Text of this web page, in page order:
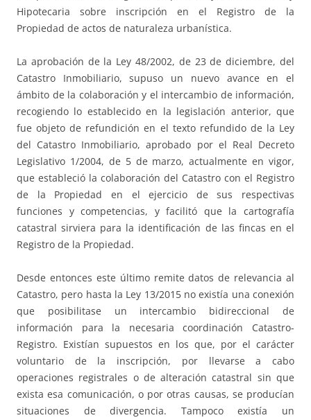
Hipotecaria sobre inscripción en el Registro de la
Propiedad de actos de naturaleza urbanística.
La aprobación de la Ley 48/2002, de 23 de diciembre, del
Catastro Inmobiliario, supuso un nuevo avance en el
ámbito de la colaboración y el intercambio de información,
recogiendo lo establecido en la legislación anterior, que
fue objeto de refundición en el texto refundido de la Ley
del Catastro Inmobiliario, aprobado por el Real Decreto
Legislativo 1/2004, de 5 de marzo, actualmente en vigor,
que estableció la colaboración del Catastro con el Registro
de la Propiedad en el ejercicio de sus respectivas
funciones y competencias, y facilitó que la cartografía
catastral sirviera para la identificación de las fincas en el
Registro de la Propiedad.
Desde entonces este último remite datos de relevancia al
Catastro, pero hasta la Ley 13/2015 no existía una conexión
que posibilitase un intercambio bidireccional de
información para la necesaria coordinación Catastro-
Registro. Existían supuestos en los que, por el carácter
voluntario de la inscripción, por llevarse a cabo
operaciones registrales o de alteración catastral sin que
exista esa comunicación, o por otras causas, se producían
situaciones de divergencia. Tampoco existía un